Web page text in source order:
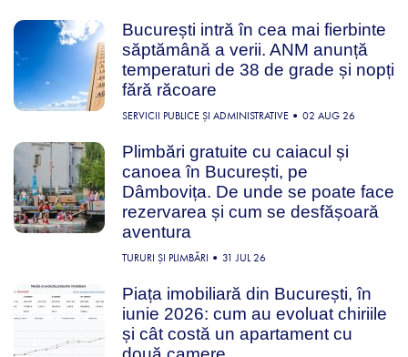
București intră în cea mai fierbinte
săptămână a verii. ANM anunță
temperaturi de 38 de grade și nopți
fără răcoare
SERVICII PUBLICE ȘI ADMINISTRATIVE 02 AUG 26
Plimbări gratuite cu caiacul și
canoea în București, pe
Dâmbovița. De unde se poate face
rezervarea și cum se desfășoară
aventura
TURURI ȘI PLIMBĂRI 31 JUL 26
Piața imobiliară din București, în
iunie 2026: cum au evoluat chiriile
și cât costă un apartament cu